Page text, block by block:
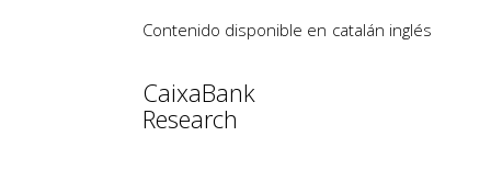
Contenido disponible en catalán inglés
CaixaBank
Research